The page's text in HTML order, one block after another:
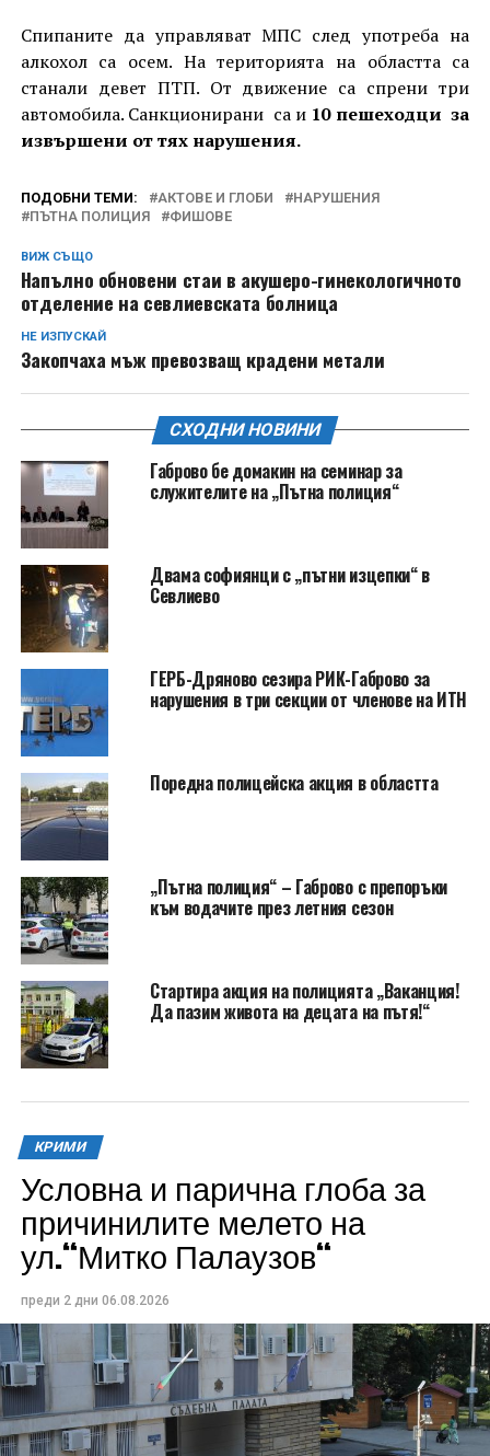
Спипаните да управляват МПС след употреба на
алкохол са осем. На територията на областта са
станали девет ПТП. От движение са спрени три
автомобила. Санкционирани са и 10 пешеходци за
извършени от тях нарушения.
ПОДОБНИ ТЕМИ: АКТОВЕ И ГЛОБИ
НАРУШЕНИЯ
ПЪТНА ПОЛИЦИЯ
ФИШОВЕ
ВИЖ СЪЩО
Напълно обновени стаи в акушеро-гинекологичното
отделение на севлиевската болница
НЕ ИЗПУСКАЙ
Закопчаха мъж превозващ крадени метали
СХОДНИ НОВИНИ
Габрово бе домакин на семинар за
служителите на „Пътна полиция“
Двама софиянци с „пътни изцепки“ в
Севлиево
ГЕРБ-Дряново сезира РИК-Габрово за
нарушения в три секции от членове на ИТН
Поредна полицейска акция в областта
„Пътна полиция“ – Габрово с препоръки
към водачите през летния сезон
Стартира акция на полицията „Ваканция!
Да пазим живота на децата на пътя!“
КРИМИ
Условна и парична глоба за
причинилите мелето на
ул.“Митко Палаузов“
преди 2 дни 06.08.2026